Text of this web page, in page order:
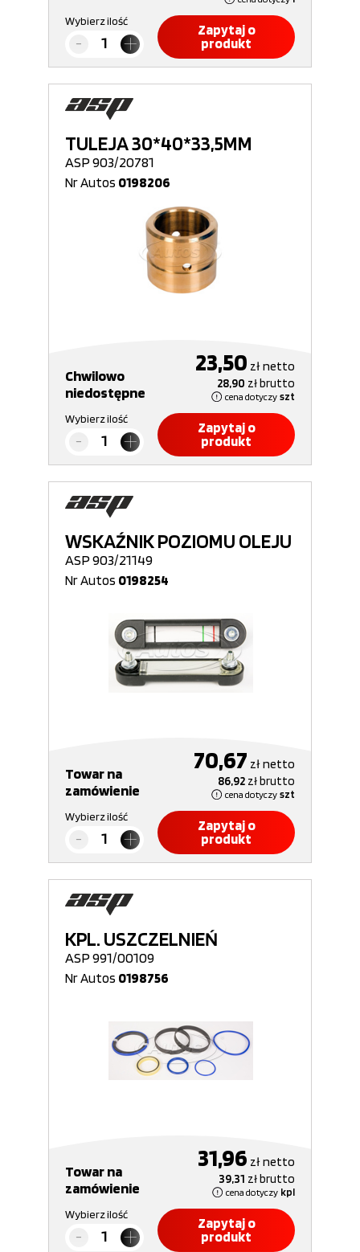
Wybierz ilość
Zapytaj o
produkt
TULEJA 30*40*33,5MM
ASP 903/20781
Nr Autos 0198206
Chwilowo
niedostępne
23,50 złnetto
28,90 złbrutto
cena dotyczy szt
Wybierz ilość
Zapytaj o
produkt
WSKAŹNIK POZIOMU OLEJU
ASP 903/21149
Nr Autos 0198254
Towar na
zamówienie
70,67 złnetto
86,92 złbrutto
cena dotyczy szt
Wybierz ilość
Zapytaj o
produkt
KPL. USZCZELNIEŃ
ASP 991/00109
Nr Autos 0198756
Towar na
zamówienie
31,96 złnetto
39,31 złbrutto
cena dotyczy kpl
Wybierz ilość
Zapytaj o
produkt